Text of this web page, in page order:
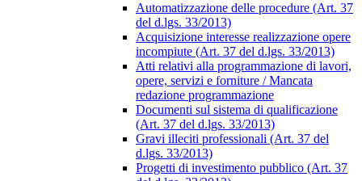
Automatizzazione delle procedure (Art. 37
del d.lgs. 33/2013)
Acquisizione interesse realizzazione opere
incompiute (Art. 37 del d.lgs. 33/2013)
Atti relativi alla programmazione di lavori,
opere, servizi e forniture / Mancata
redazione programmazione
Documenti sul sistema di qualificazione
(Art. 37 del d.lgs. 33/2013)
Gravi illeciti professionali (Art. 37 del
d.lgs. 33/2013)
Progetti di investimento pubblico (Art. 37